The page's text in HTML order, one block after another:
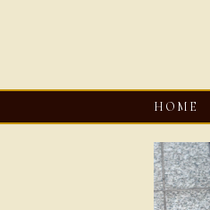
HOME